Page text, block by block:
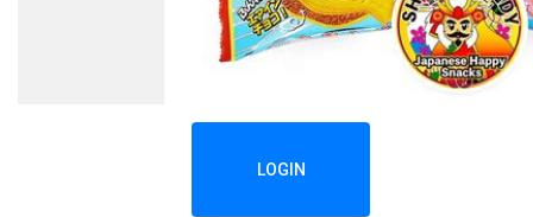
LOGIN